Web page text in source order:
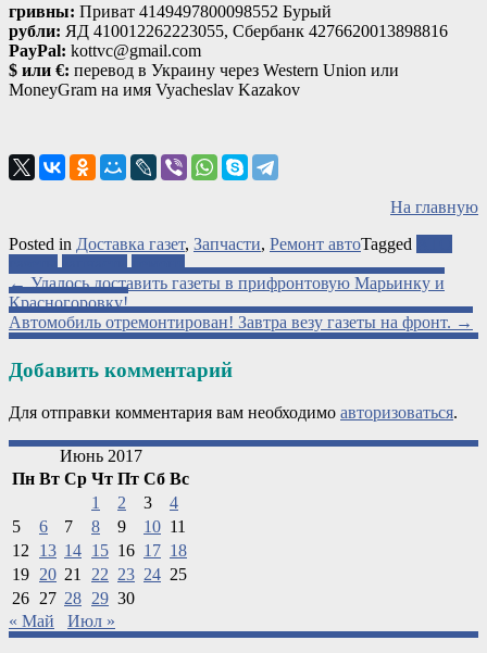
гривны: Приват 4149497800098552 Бурый
рубли: ЯД 410012262223055, Сбербанк 4276620013898816
PayPal: kottvc@gmail.com
$ или €: перевод в Украину через Western Union или
MoneyGram на имя Vyacheslav Kazakov
На главную
Posted in Доставка газет, Запчасти, Ремонт автоTagged
Post
navigation
←Удалось доставить газеты в прифронтовую Марьинку и
Красногоровку!
Автомобиль отремонтирован! Завтра везу газеты на фронт. →
Добавить комментарий
Для отправки комментария вам необходимо авторизоваться.
Июнь 2017
Пн Вт Ср Чт Пт Сб Вс
1
2 3
4
5
6 7 8 9 10 11
12
13 14 15 16 17 18
19 20 21 22 23 24 25
26 27 28 29 30
« Май
Июл »